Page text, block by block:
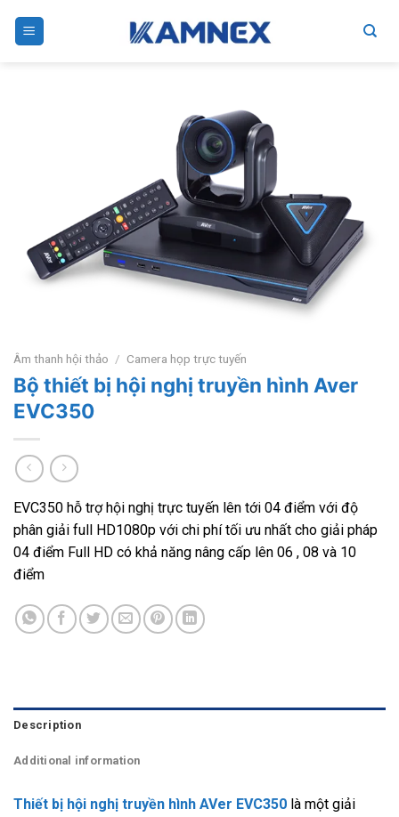
Âm thanh hội thảo / Camera họp trực tuyến
Bộ thiết bị hội nghị truyền hình Aver
EVC350
EVC350 hỗ trợ hội nghị trực tuyến lên tới 04 điểm với độ
phân giải full HD1080p với chi phí tối ưu nhất cho giải pháp
04 điểm Full HD có khả năng nâng cấp lên 06 , 08 và 10
điểm​
Description
Additional information
Thiết bị hội nghị truyền hình AVer EVC350 là một giải